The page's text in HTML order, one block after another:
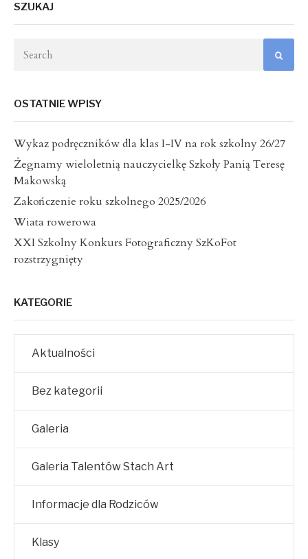
wpisach
SZUKAJ
OSTATNIE WPISY
Wykaz podręczników dla klas I-IV na rok szkolny 26/27
Żegnamy wieloletnią nauczycielkę Szkoły Panią Teresę
Makowską
Zakończenie roku szkolnego 2025/2026
Wiata rowerowa
XXI Szkolny Konkurs Fotograficzny SzKoFot
rozstrzygnięty
KATEGORIE
Aktualności
Bez kategorii
Galeria
Galeria Talentów Stach Art
Informacje dla Rodziców
Klasy